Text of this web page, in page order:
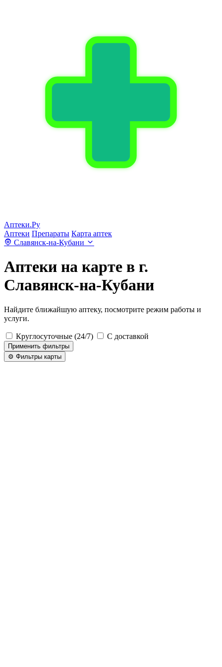
Аптеки.Ру
Аптеки Препараты Карта аптек
Славянск-на-Кубани
Аптеки на карте в г.
Славянск-на-Кубани
Найдите ближайшую аптеку, посмотрите режим работы и
услуги.
Круглосуточные (24/7) С доставкой
Применить фильтры
⚙️ Фильтры карты